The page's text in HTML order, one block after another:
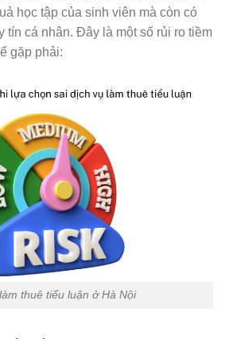
học tập của sinh viên mà còn có
tín cá nhân. Đây là một số rủi ro tiềm
gặp phải:
thuê tiểu luận ở Hà Nội